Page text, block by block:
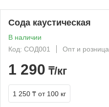
Сода каустическая
В наличии
Код: СОД001
Опт и розница
1 290 ₸/кг
1 250 ₸ от 100 кг